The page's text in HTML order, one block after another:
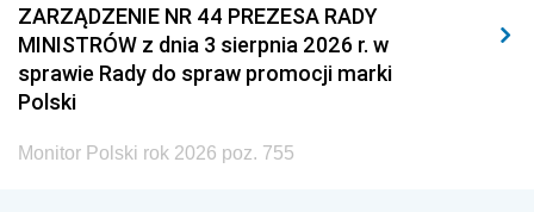
2011 2010 2009
2008 2007 2006
2005
ZARZĄDZENIE NR 44 PREZESA RADY
MINISTRÓW z dnia 3 sierpnia 2026 r. w
sprawie Rady do spraw promocji marki
Polski
Monitor Polski rok 2026 poz. 755